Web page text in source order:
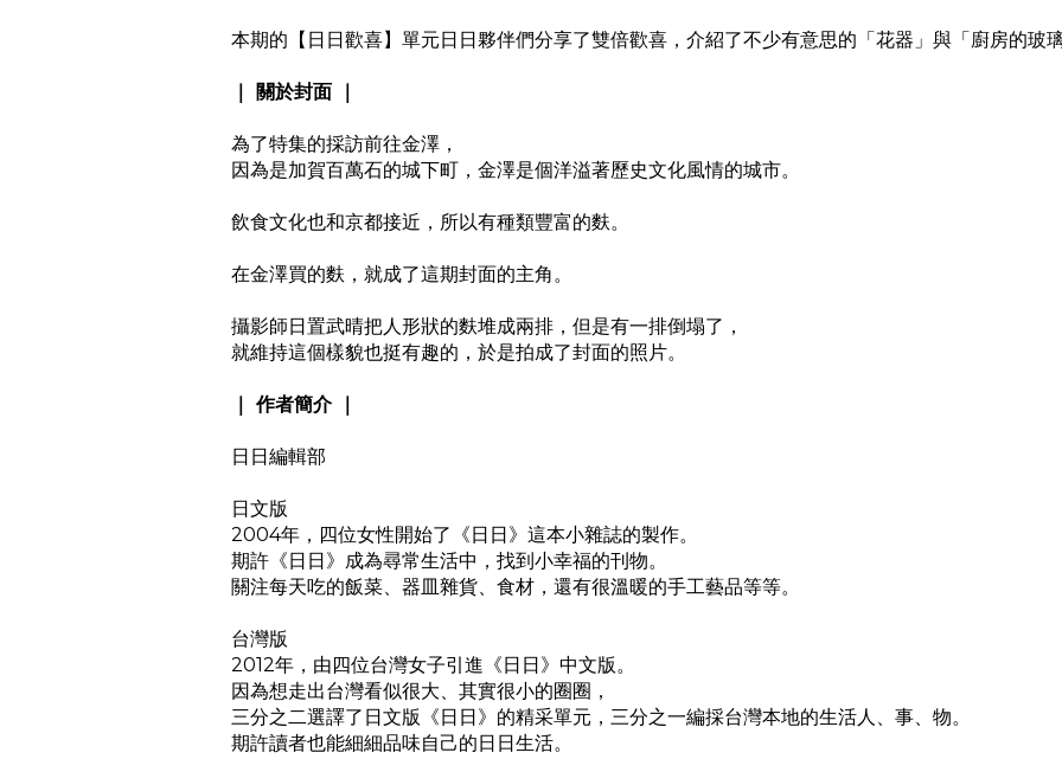
本期的【日日歡喜】單元日日夥伴們分享了雙倍歡喜，介紹了不少有意思的「花器」與「廚房的玻璃
｜ 關於封面 ｜
為了特集的採訪前往金澤，
因為是加賀百萬石的城下町，金澤是個洋溢著歷史文化風情的城市。
飲食文化也和京都接近，所以有種類豐富的麩。
在金澤買的麩，就成了這期封面的主角。
攝影師日置武晴把人形狀的麩堆成兩排，但是有一排倒塌了，
就維持這個樣貌也挺有趣的，於是拍成了封面的照片。
｜ 作者簡介 ｜
日日編輯部
日文版
2004年，四位女性開始了《日日》這本小雜誌的製作。
期許《日日》成為尋常生活中，找到小幸福的刊物。
關注每天吃的飯菜、器皿雜貨、食材，還有很溫暖的手工藝品等等。
台灣版
2012年，由四位台灣女子引進《日日》中文版。
因為想走出台灣看似很大、其實很小的圈圈，
三分之二選譯了日文版《日日》的精采單元，三分之一編採台灣本地的生活人、事、物。
期許讀者也能細細品味自己的日日生活。